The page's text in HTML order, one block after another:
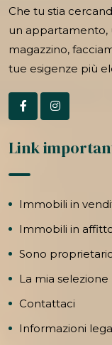
Che tu stia
un appartamento,
magazzino,
tue esigenze più
Link
Immobili in
Immobili in
Sono
La mia selezione
Contattaci
Informazioni